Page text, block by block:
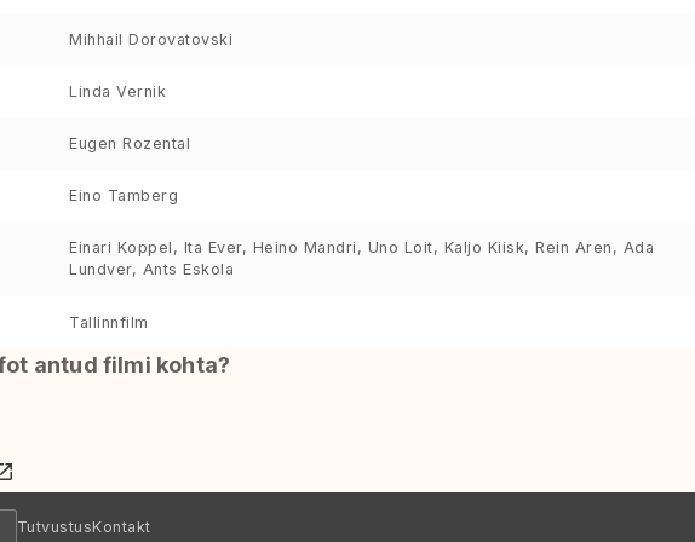
Mihhail Dorovatovski
Linda Vernik
Eugen Rozental
Eino Tamberg
Einari Koppel, Ita Ever, Heino Mandri, Uno Loit, Kaljo Kiisk, Rein Aren, Ada
Lundver, Ants Eskola
Tallinnfilm
antud filmi kohta?
TutvustusKontakt